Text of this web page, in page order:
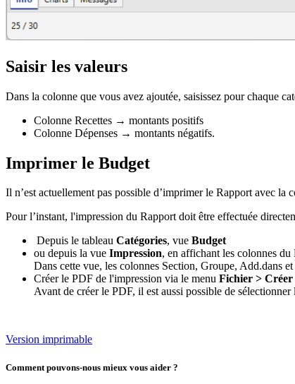
Saisir les valeurs
Dans la colonne que vous avez ajoutée, saisissez pour chaque
Colonne Recettes → montants positifs
Colonne Dépenses → montants négatifs.
Imprimer le Budget
Il n’est actuellement pas possible d’imprimer le Rapport avec
Pour l’instant, l'impression du Rapport doit être effectuée
Depuis le tableau Catégories, vue Budget
ou depuis la vue Impression, en affichant les colonnes
Dans cette vue, les colonnes Section, Groupe, Add.dans
Créer le PDF de l'impression via le menu Fichier > Créer
Avant de créer le PDF, il est aussi possible de
Version imprimable
Comment pouvons-nous mieux vous aider ?